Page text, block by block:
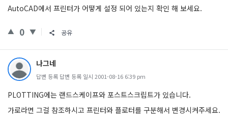
AutoCAD에서 프린터가 어떻게 설정 되어 있는지 확인 해 보세요.
0 공유
나그네
답변 등록 답변 등록 일시 2001-08-16 6:39 pm
PLOTTING에는 랜드스케이프와 포스트스크립트가 있습니다.
가로라면 그걸 참조하시고 프린터와 플로터를 구분해서 변경시켜주세요.